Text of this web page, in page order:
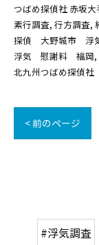
つばめ探偵社 赤坂
素行調査 行方調査
探偵 大野城市 浮
浮気 慰謝料 福岡
北九州つばめ探偵社
< 前のページ
#浮気調査